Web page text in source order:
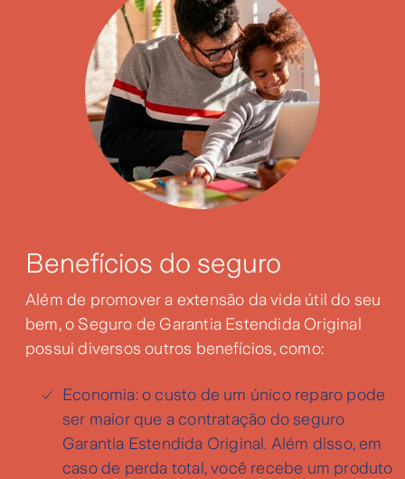
Benefícios do seguro
Além de promover a extensão da vida útil do seu
bem, o Seguro de Garantia Estendida Original
possui diversos outros benefícios, como:
Economia: o custo de um único reparo pode
ser maior que a contratação do seguro
Garantia Estendida Original. Além disso, em
caso de perda total, você recebe um produto